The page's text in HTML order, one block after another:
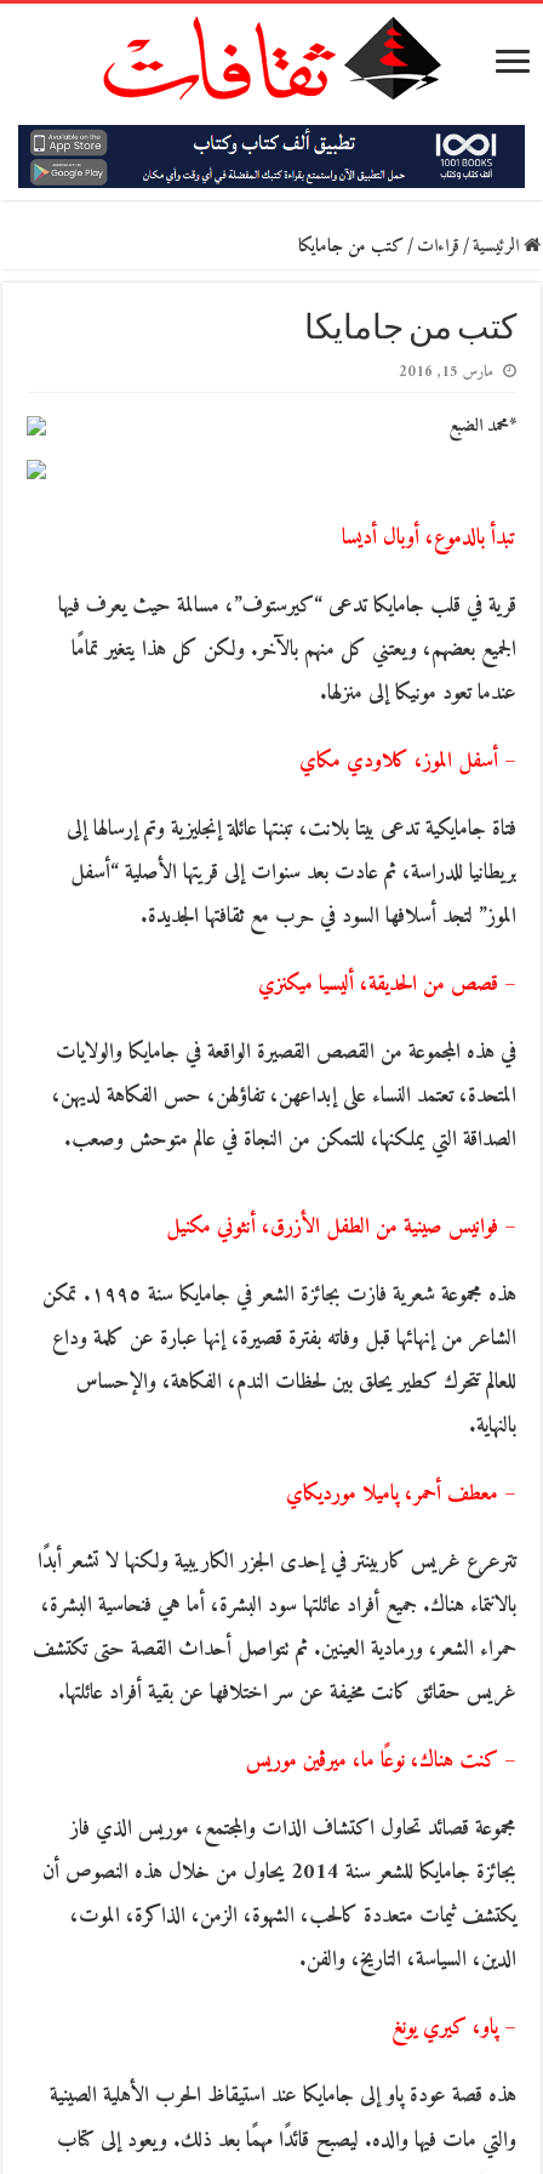
الرئيسية/قراءات/كتب من جامايكا
كتب من جامايكا
مارس 15, 2016
*محمد الضبع
تبدأ بالدموع، أوبال أديسا
قرية في قلب جامايكا تدعى “كيرستوف”، مسالمة حيث يعرف فيها
الجميع بعضهم، ويعتني كل منهم بالآخر. ولكن كل هذا يتغير تمامًا
عندما تعود مونيكا إلى منزلها.
– أسفل الموز، كلاودي مكاي
فتاة جامايكية تدعى بيتا بلانت، تبنتها عائلة إنجليزية وتم إرسالها إلى
بريطانيا للدراسة، ثم عادت بعد سنوات إلى قريتها الأصلية “أسفل
الموز” لتجد أسلافها السود في حرب مع ثقافتها الجديدة.
– قصص من الحديقة، أليسيا ميكنزي
في هذه المجموعة من القصص القصيرة الواقعة في جامايكا والولايات
المتحدة، تعتمد النساء على إبداعهن، تفاؤلهن، حس الفكاهة لديهن،
الصداقة التي يملكنها، للتمكن من النجاة في عالم متوحش وصعب.
– فوانيس صينية من الطفل الأزرق، أنثوني مكنيل
هذه مجموعة شعرية فازت بجائزة الشعر في جامايكا سنة ١٩٩٥. تمكن
الشاعر من إنهائها قبل وفاته بفترة قصيرة، إنها عبارة عن كلمة وداع
للعالم تتحرك كطير يحلق بين لحظات الندم، الفكاهة، والإحساس
بالنهاية.
– معطف أحمر، پاميلا مورديكاي
تترعرع غريس كاربينتر في إحدى الجزر الكاريبية ولكنها لا تشعر أبدًا
بالانتماء هناك. جميع أفراد عائلتها سود البشرة، أما هي فنحاسية البشرة،
حمراء الشعر، ورمادية العينين. ثم تتواصل أحداث القصة حتى تكتشف
غريس حقائق كانت مخيفة عن سر اختلافها عن بقية أفراد عائلتها.
– كنت هناك، نوعًا ما، ميرڤين موريس
مجموعة قصائد تحاول اكتشاف الذات والمجتمع، موريس الذي فاز
بجائزة جامايكا للشعر سنة 2014 يحاول من خلال هذه النصوص أن
يكتشف ثيمات متعددة كالحب، الشهوة، الزمن، الذاكرة، الموت،
الدين، السياسة، التاريخ، والفن.
– پاو، كيري يونغ
هذه قصة عودة پاو إلى جامايكا عند استيقاظ الحرب الأهلية الصينية
والتي مات فيها والده. ليصبح قائدًا مهمًا بعد ذلك. ويعود إلى كتاب